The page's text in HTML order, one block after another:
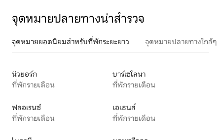
จุดหมายปลายทางน่าสำรวจ
จุดหมายยอดนิยมสำหรับที่พักระยะยาว จุดหมายปลายทางใกล้ๆ
นิวยอร์ก
ที่พักรายเดือน
บาร์เซโลนา
ที่พักรายเดือน
ฟลอเรนซ์
ที่พักรายเดือน
เอเธนส์
ที่พักรายเดือน